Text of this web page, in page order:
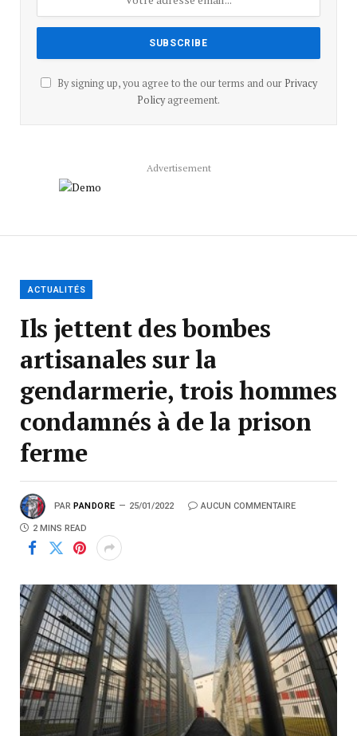
By signing up, you agree to the our terms and our Privacy
Policyagreement.
Advertisement
ACTUALITÉS
Ils jettent des bombes
artisanales sur la
gendarmerie, trois hommes
condamnés à de la prison
ferme
PAR PANDORE 25/01/2022 AUCUN COMMENTAIRE
2 MINS READ